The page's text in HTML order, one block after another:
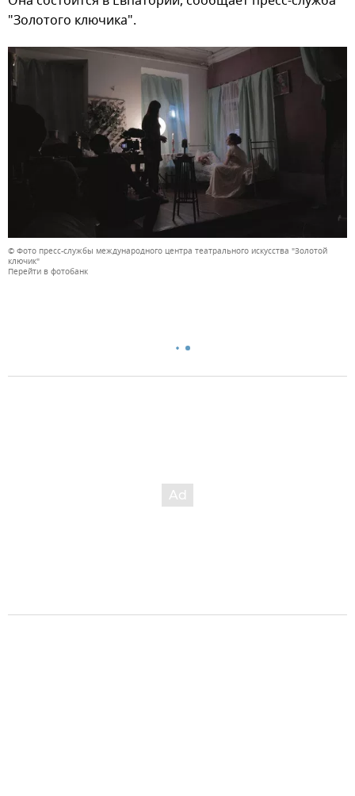
"Золотого ключика".
© Фото пресс-службы международного центра театрального искусства "Золотой
ключик"
Перейти в фотобанк